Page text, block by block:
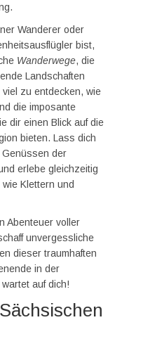
Wanderer oder
bist,
Wanderwege, die
Landschaften
zu entdecken, wie
die imposante
dir einen Blick auf die
bieten. Lass dich
der
erlebe gleichzeitig
Klettern und
Abenteuer voller
unvergessliche
dieser traumhaften
in der
auf dich!